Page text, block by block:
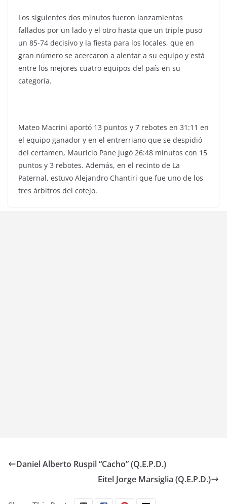
Los siguientes dos minutos fueron lanzamientos
fallados por un lado y el otro hasta que un triple puso
un 85-74 decisivo y la fiesta para los locales, que en
gran número se acercaron a alentar a su equipo y está
entre los mejores cuatro equipos del país en su
categoría.
Mateo Macrini aportó 13 puntos y 7 rebotes en 31:11 en
el equipo ganador y en el entrerriano que se despidió
del certamen, Mauricio Pane jugó 26:48 minutos con 15
puntos y 3 rebotes. Además, en el recinto de La
Paternal, estuvo Alejandro Chantiri que fue uno de los
tres árbitros del cotejo.
Daniel Alberto Ruspil “Cacho” (Q.E.P.D.)
Eitel Jorge Marsiglia (Q.E.P.D.)